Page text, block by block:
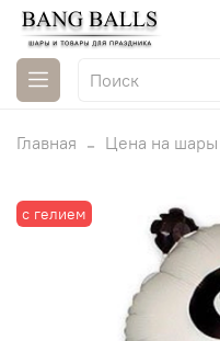
Главная Цена на шары
с гелием